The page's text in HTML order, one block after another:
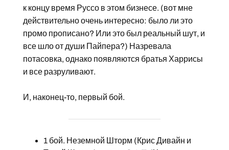
к концу время Руссо в этом бизнесе. (вот мне
действительно очень интересно: было ли это
промо прописано? Или это был реальный шут, и
все шло от души Пайпера?) Назревала
потасовка, однако появляются братья Харрисы
и все разруливают.
И, наконец-то, первый бой.
1 бой. Неземной Шторм (Крис Дивайн и